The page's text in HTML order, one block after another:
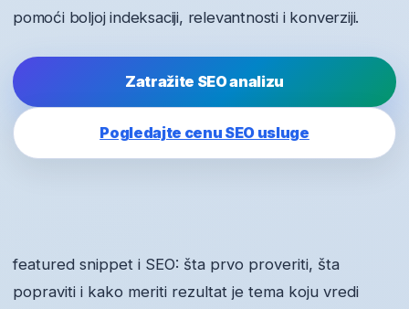
pomoći boljoj indeksaciji, relevantnosti i konverziji.
Zatražite SEO analizu
Pogledajte cenu SEO usluge
featured snippet i SEO: šta prvo proveriti, šta
popraviti i kako meriti rezultat je tema koju vredi